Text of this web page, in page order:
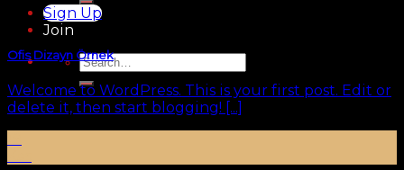
Sign Up
Join
Search
for:
Ofis Dizayn Örnek
Welcome to WordPress. This is your first post. Edit or
delete it, then start blogging! [...]